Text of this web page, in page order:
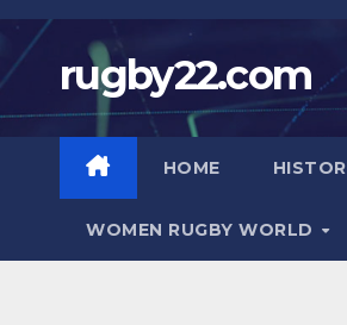
Skip
contentrugby22.com
HOME
WOMEN RUGBY WORLD